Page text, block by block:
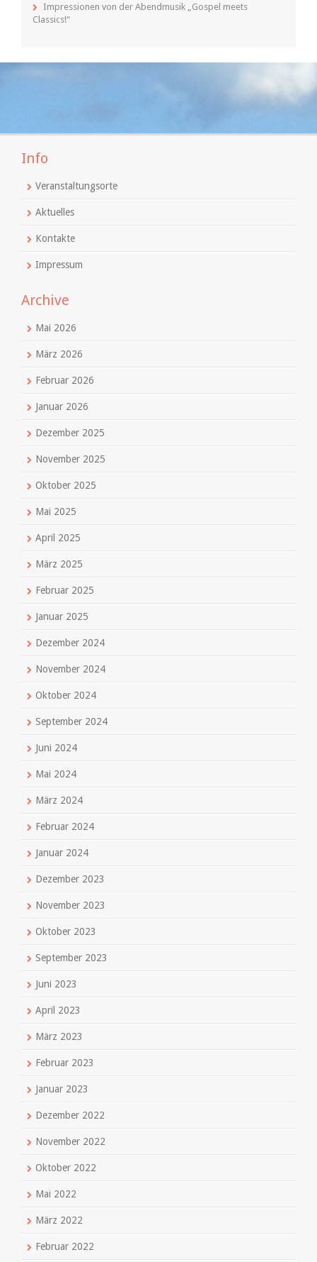
Impressionen von der Abendmusik „Gospel meets
Classics!“
Info
Veranstaltungsorte
Aktuelles
Kontakte
Impressum
Archive
Mai 2026
März 2026
Februar 2026
Januar 2026
Dezember 2025
November 2025
Oktober 2025
Mai 2025
April 2025
März 2025
Februar 2025
Januar 2025
Dezember 2024
November 2024
Oktober 2024
September 2024
Juni 2024
Mai 2024
März 2024
Februar 2024
Januar 2024
Dezember 2023
November 2023
Oktober 2023
September 2023
Juni 2023
April 2023
März 2023
Februar 2023
Januar 2023
Dezember 2022
November 2022
Oktober 2022
Mai 2022
März 2022
Februar 2022